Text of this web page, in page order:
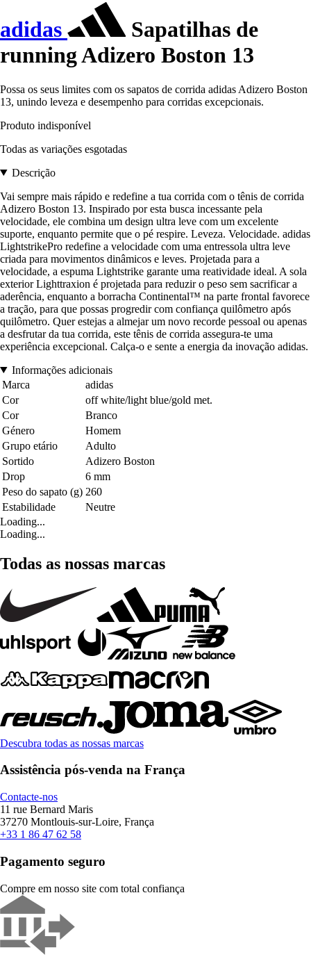
adidas
Sapatilhas de
running Adizero Boston 13
Possa os seus limites com os sapatos de corrida adidas Adizero Boston
13, unindo leveza e desempenho para corridas excepcionais.
Produto indisponível
Todas as variações esgotadas
Descrição
Vai sempre mais rápido e redefine a tua corrida com o tênis de corrida
Adizero Boston 13. Inspirado por esta busca incessante pela
velocidade, ele combina um design ultra leve com um excelente
suporte, enquanto permite que o pé respire. Leveza. Velocidade. adidas
LightstrikePro redefine a velocidade com uma entressola ultra leve
criada para movimentos dinâmicos e leves. Projetada para a
velocidade, a espuma Lightstrike garante uma reatividade ideal. A sola
exterior Lighttraxion é projetada para reduzir o peso sem sacrificar a
aderência, enquanto a borracha Continental™ na parte frontal favorece
a tração, para que possas progredir com confiança quilômetro após
quilômetro. Quer estejas a almejar um novo recorde pessoal ou apenas
a desfrutar da tua corrida, este tênis de corrida assegura-te uma
experiência excepcional. Calça-o e sente a energia da inovação adidas.
Informações adicionais
Marca
adidas
Cor
off white/light blue/gold met.
Cor
Branco
Género
Homem
Grupo etário
Adulto
Sortido
Adizero Boston
Drop
6 mm
Peso do sapato (g) 260
Estabilidade
Neutre
Loading...
Loading...
Todas as nossas marcas
Descubra todas as nossas marcas
Assistência pós-venda na França
Contacte-nos
11 rue Bernard Maris
37270 Montlouis-sur-Loire, França
+33 1 86 47 62 58
Pagamento seguro
Compre em nosso site com total confiança